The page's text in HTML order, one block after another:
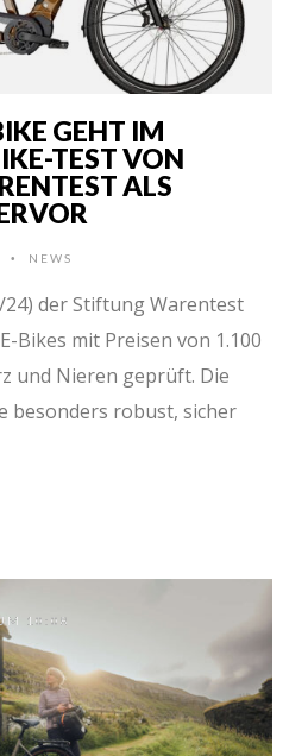
GEHT IM
TEST VON
ALS
• NEWS
der Stiftung Warentest
Bikes mit Preisen von 1.100
und Nieren geprüft. Die
besonders robust, sicher
10:08